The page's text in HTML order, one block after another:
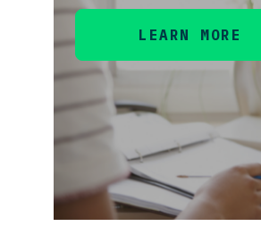
LEARN MORE